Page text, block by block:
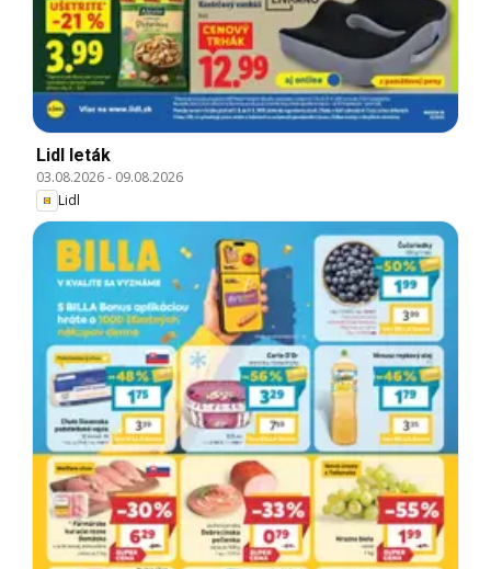
Lidl leták
03.08.2026- 09.08.2026
Lidl